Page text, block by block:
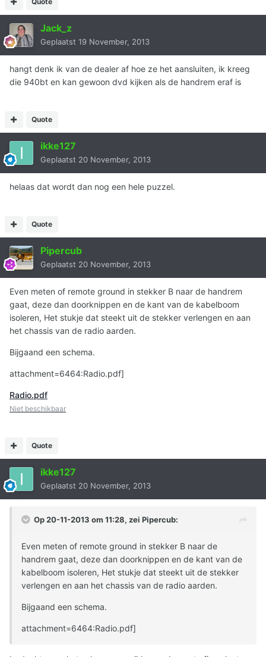
Jack_z
Geplaatst 19 November, 2013
hangt denk ik van de dealer af hoe ze het aansluiten, ik kreeg
die 940bt en kan gewoon dvd kijken als de handrem eraf is
Quote
ikke127
Geplaatst 20 November, 2013
helaas dat wordt dan nog een hele puzzel.
Quote
Pipercub
Geplaatst 20 November, 2013
Even meten of remote ground in stekker B naar de handrem
gaat, deze dan doorknippen en de kant van de kabelboom
isoleren, Het stukje dat steekt uit de stekker verlengen en aan
het chassis van de radio aarden.
Bijgaand een schema.
attachment=6464:Radio.pdf]
Radio.pdf
Niet beschikbaar
Quote
ikke127
Geplaatst 20 November, 2013
Op 20-11-2013 om 11:28, zei Pipercub:
Even meten of remote ground in stekker B naar de
handrem gaat, deze dan doorknippen en de kant van de
kabelboom isoleren, Het stukje dat steekt uit de stekker
verlengen en aan het chassis van de radio aarden.
Bijgaand een schema.
attachment=6464:Radio.pdf]